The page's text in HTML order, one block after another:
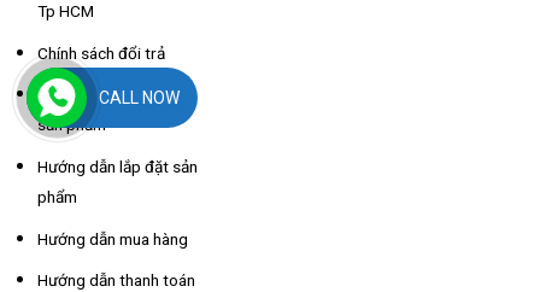
Tp HCM
Chính sách đổi trả
Chính sách bảo hành
sản phẩm
Hướng dẫn lắp đặt sản
phẩm
Hướng dẫn mua hàng
Hướng dẫn thanh toán
CALL NOW